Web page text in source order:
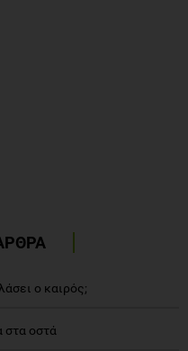
ο καιρός;
στα οστά